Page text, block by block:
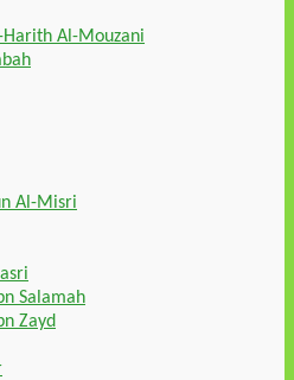
Harith Al-Mouzani
Al-Misri
Salamah
Zayd